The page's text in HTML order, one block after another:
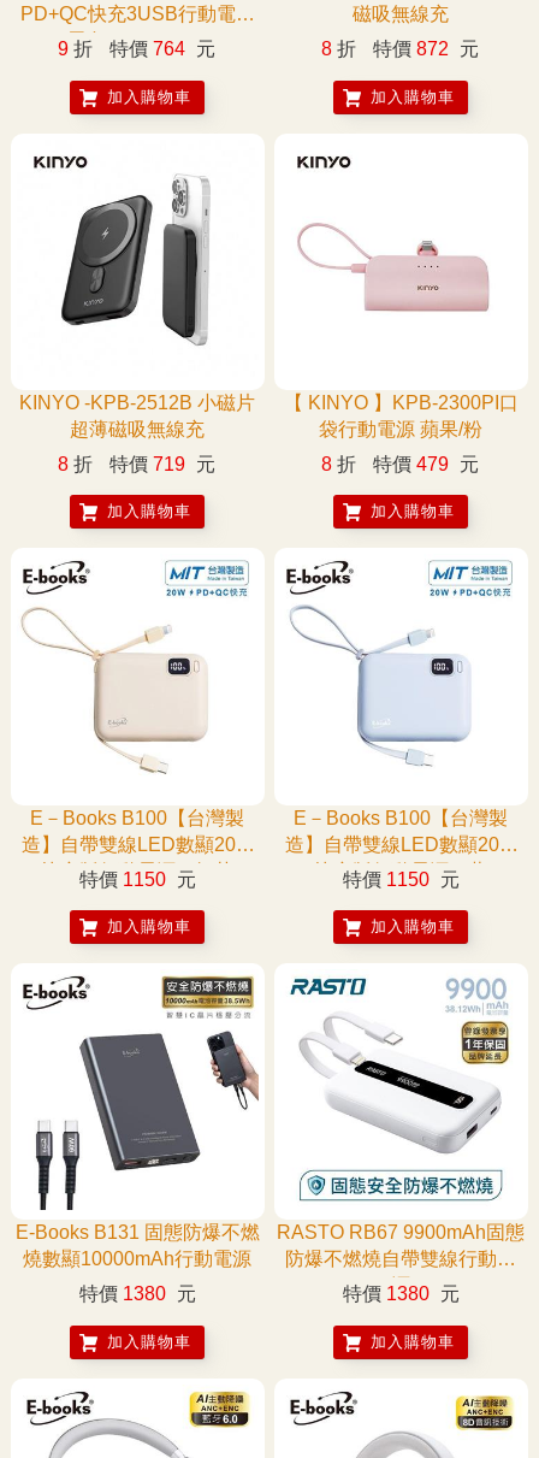
PD+QC快充3USB行動電源
(黑色)KPB-3273B
9 折 特價 764 元
加入購物車
磁吸無線充
8 折 特價 872 元
加入購物車
KINYO -KPB-2512B 小磁片
超薄磁吸無線充
8 折 特價 719 元
加入購物車
【 KINYO 】KPB-2300PI口
袋行動電源 蘋果/粉
8 折 特價 479 元
加入購物車
E－Books B100【台灣製
造】自帶雙線LED數顯20W
快充版行動電源－奶茶
特價 1150 元
加入購物車
E－Books B100【台灣製
造】自帶雙線LED數顯20W
快充版行動電源－藍
特價 1150 元
加入購物車
E-Books B131 固態防爆不燃
燒數顯10000mAh行動電源
特價 1380 元
加入購物車
RASTO RB67 9900mAh固態
防爆不燃燒自帶雙線行動電
源
特價 1380 元
加入購物車